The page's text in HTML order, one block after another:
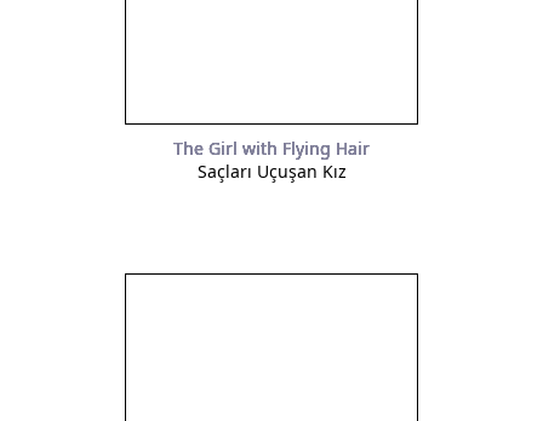
The Girl with Flying Hair
Saçları Uçuşan Kız